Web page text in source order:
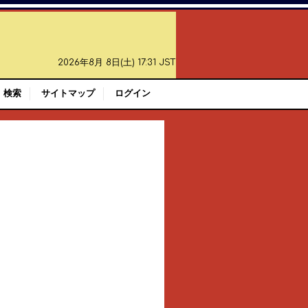
2026年8月 8日(土) 17:31 JST
検索 サイトマップ ログイン